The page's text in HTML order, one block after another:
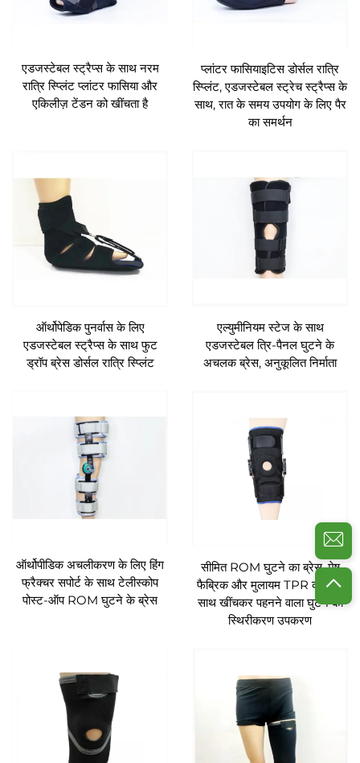
एडजस्टेबल स्ट्रैप्स के साथ नरम
रात्रि स्प्लिंट प्लांटर फासिया और
एकिलीज़ टेंडन को खींचता है
प्लांटर फासियाइटिस डोर्सल रात्रि
स्प्लिंट, एडजस्टेबल स्ट्रेच स्ट्रैप्स के
साथ, रात के समय उपयोग के लिए पैर
का समर्थन
ऑर्थोपेडिक पुनर्वास के लिए
एडजस्टेबल स्ट्रैप्स के साथ फुट
ड्रॉप ब्रेस डोर्सल रात्रि स्प्लिंट
एल्युमीनियम स्टेज के साथ
एडजस्टेबल त्रि-पैनल घुटने के
अचलक ब्रेस, अनुकूलित निर्माता
ऑर्थोपीडिक अचलीकरण के लिए हिंग
फ्रैक्चर सपोर्ट के साथ टेलीस्कोप
पोस्ट-ऑप ROM घुटने के ब्रेस
सीमित ROM घुटने का ब्रेस, मेष
फैब्रिक और मुलायम TPR कवर के
साथ खींचकर पहनने वाला घुटने का
स्थिरीकरण उपकरण